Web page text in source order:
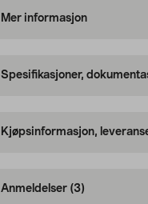
Mer informasjon
Spesifikasjoner,
Kjøpsinformasjon,
Anmeldelser (3)